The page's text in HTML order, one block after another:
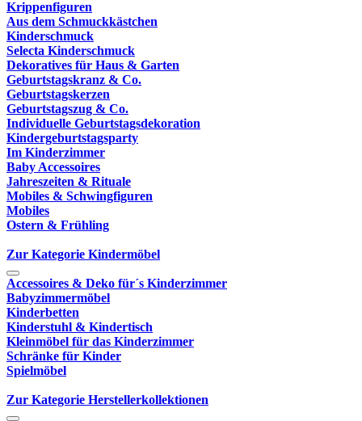
Krippenfiguren
Aus dem Schmuckkästchen
Kinderschmuck
Selecta Kinderschmuck
Dekoratives für Haus & Garten
Geburtstagskranz & Co.
Geburtstagskerzen
Geburtstagszug & Co.
Individuelle Geburtstagsdekoration
Kindergeburtstagsparty
Im Kinderzimmer
Baby Accessoires
Jahreszeiten & Rituale
Mobiles & Schwingfiguren
Mobiles
Ostern & Frühling
Zur Kategorie Kindermöbel
Accessoires & Deko für´s Kinderzimmer
Babyzimmermöbel
Kinderbetten
Kinderstuhl & Kindertisch
Kleinmöbel für das Kinderzimmer
Schränke für Kinder
Spielmöbel
Zur Kategorie Herstellerkollektionen